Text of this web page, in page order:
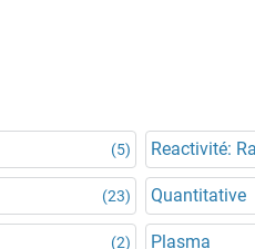
(5) Reactivité:
(23) Quantitative
(2) Plasma